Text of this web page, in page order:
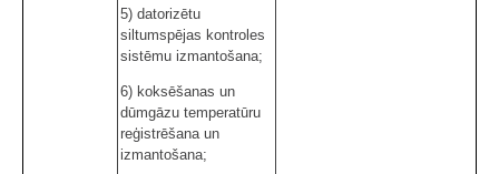
5) datorizētu
siltumspējas kontroles
sistēmu izmantošana;
6) koksēšanas un
dūmgāzu temperatūru
reģistrēšana un
izmantošana;